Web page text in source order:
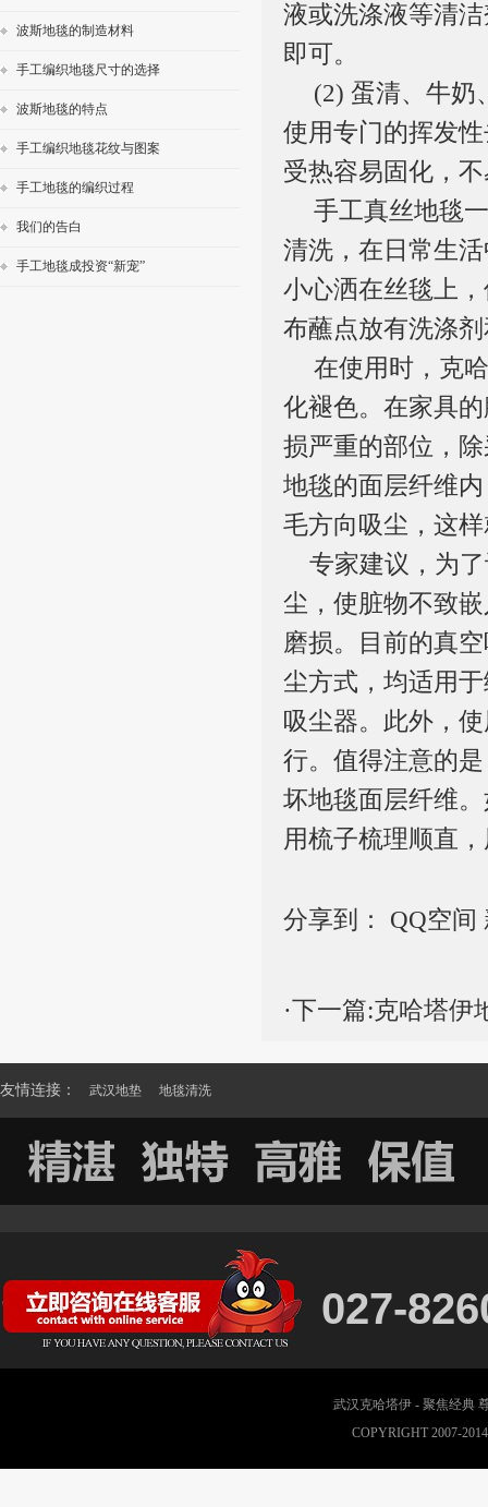
波斯地毯的制造材料
手工编织地毯尺寸的选择
波斯地毯的特点
手工编织地毯花纹与图案
手工地毯的编织过程
我们的告白
手工地毯成投资“新宠”
液或洗涤液等清
即可。
(2) 蛋清、牛奶
使用专门的挥发
受热容易固化，
手工真丝地毯
清洗 ，在日常生
小心洒在丝毯上
布蘸点放有洗涤
在使用时，克
化褪色。在家具
损严重的部位，
地毯的面层纤维
毛方向吸尘，这
专家建议，为了
尘，使脏物不致
磨损。目前的真
尘方式，均适用
吸尘器。此外，
行。值得注意的
坏地毯面层纤维
用梳子梳理顺直
分享到： QQ空间
·下一篇:克哈塔伊
友情连接： 武汉地垫 地毯清洗
027-
武汉克哈塔伊 - 聚焦经典
COPYRIGHT 2007-